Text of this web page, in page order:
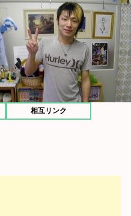
相互リンク